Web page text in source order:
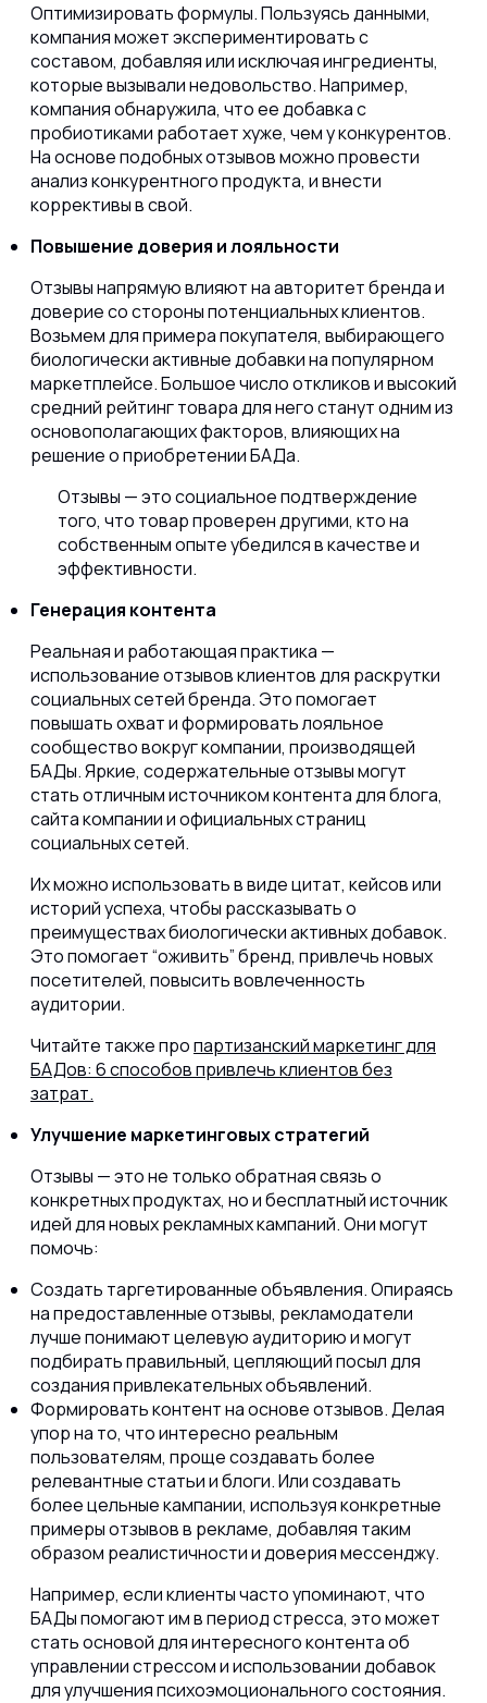
Оптимизировать формулы.Пользуясь данными,
компания может экспериментировать с
составом, добавляя или исключая ингредиенты,
которые вызывали недовольство. Например,
компания обнаружила, что ее добавка с
пробиотиками работает хуже, чем у конкурентов.
На основе подобных отзывов можно провести
анализ конкурентного продукта, и внести
коррективы в свой.
Повышение доверия и лояльности
Отзывы напрямую влияют на авторитет бренда и
доверие со стороны потенциальных клиентов.
Возьмем для примера покупателя, выбирающего
биологически активные добавки на популярном
маркетплейсе. Большое число откликов и высокий
средний рейтинг товара для него станут одним из
основополагающих факторов, влияющих на
решение о приобретении БАДа.
Отзывы — это социальное подтверждение
того, что товар проверен другими, кто на
собственным опыте убедился в качестве и
эффективности.
Генерация контента
Реальная и работающая практика —
использование отзывов клиентов для раскрутки
социальных сетей бренда. Это помогает
повышать охват и формировать лояльное
сообщество вокруг компании, производящей
БАДы. Яркие, содержательные отзывы могут
стать отличным источником контента для блога,
сайта компании и официальных страниц
социальных сетей.
Их можно использовать в виде цитат, кейсов или
историй успеха, чтобы рассказывать о
преимуществах биологически активных добавок.
Это помогает “оживить” бренд, привлечь новых
посетителей, повысить вовлеченность
аудитории.
Читайте также пропартизанский маркетинг для
БАДов: 6 способов привлечь клиентов без
затрат.
Улучшение маркетинговых стратегий
Отзывы — это не только обратная связь о
конкретных продуктах, но и бесплатный источник
идей для новых рекламных кампаний. Они могут
помочь:
Создать таргетированные объявления. Опираясь
на предоставленные отзывы, рекламодатели
лучше понимают целевую аудиторию и могут
подбирать правильный, цепляющий посыл для
создания привлекательных объявлений.
Формировать контент на основе отзывов. Делая
упор на то, что интересно реальным
пользователям, проще создавать более
релевантные статьи и блоги. Или создавать
более цельные кампании, используя конкретные
примеры отзывов в рекламе, добавляя таким
образом реалистичности и доверия мессенджу.
Например, если клиенты часто упоминают, что
БАДы помогают им в период стресса, это может
стать основой для интересного контента об
управлении стрессом и использовании добавок
для улучшения психоэмоционального состояния.